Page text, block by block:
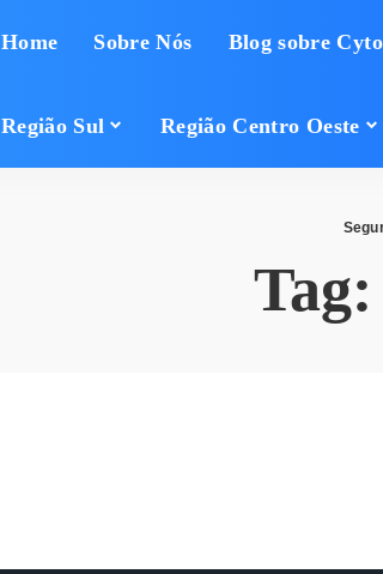
Home Sobre Nós Blog sobre
Região Sul Região Centro Oeste
Tag: